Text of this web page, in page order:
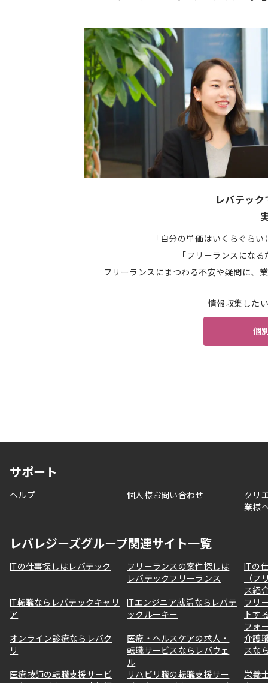
レバテッ
「自分の単価はいくらぐら
「フリーランスにな
フリーランスにまつわる不安や疑問に、
情報収集した
個
サポート
ヘルプ 個人様お問い合わせ
クリ
業様
レバレジーズグループ関連サイト一覧
ITの仕事探しはレバテック
フリーランスの案件探しは
レバテックフリーランス
ITの
（フ
ス紹
IT転職ならレバテックキャリ
ア
ITエンジニア就活ならレバテ
ックルーキー
フリ
トす
フォ
オンライン診療ならレバク
リ
医療・ヘルスケアの求人・
転職サービスならレバウェ
ル
介護
スな
医療技師の転職支援サービ
リハビリ職の転職支援サー
栄養